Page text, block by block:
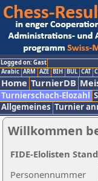
Logged on: Gast
Arabic ARM AZE BIH BUL CAT
Home TurnierDB
Turnierschach-Elozahl
Allgemeines Turnier
Willkommen
Personennummer
FIDE-Elolisten Stand